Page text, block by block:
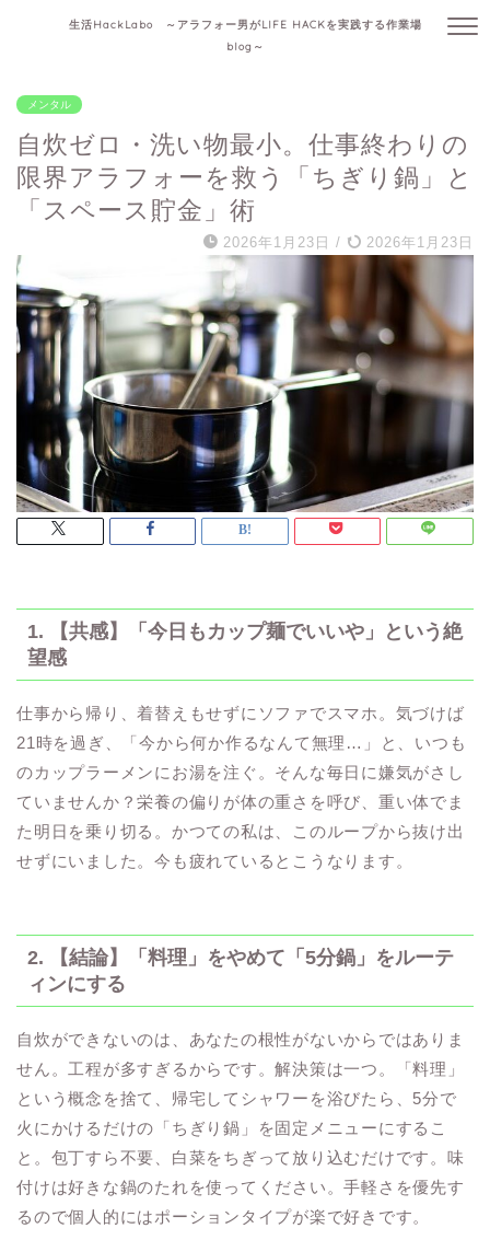
生活HackLabo ～アラフォー男がLIFE HACKを実践する作業場
blog～
メンタル
自炊ゼロ・洗い物最小。仕事終わりの
限界アラフォーを救う「ちぎり鍋」と
「スペース貯金」術
2026年1月23日 / 2026年1月23日
1. 【共感】「今日もカップ麺でいいや」という絶
望感
仕事から帰り、着替えもせずにソファでスマホ。気づけば
21時を過ぎ、「今から何か作るなんて無理…」と、いつも
のカップラーメンにお湯を注ぐ。そんな毎日に嫌気がさし
ていませんか？栄養の偏りが体の重さを呼び、重い体でま
た明日を乗り切る。かつての私は、このループから抜け出
せずにいました。今も疲れているとこうなります。
2. 【結論】「料理」をやめて「5分鍋」をルーテ
ィンにする
自炊ができないのは、あなたの根性がないからではありま
せん。工程が多すぎるからです。解決策は一つ。「料理」
という概念を捨て、帰宅してシャワーを浴びたら、5分で
火にかけるだけの「ちぎり鍋」を固定メニューにするこ
と。包丁すら不要、白菜をちぎって放り込むだけです。味
付けは好きな鍋のたれを使ってください。手軽さを優先す
るので個人的にはポーションタイプが楽で好きです。